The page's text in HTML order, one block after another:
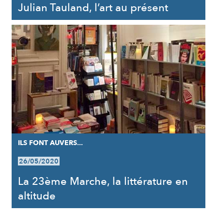
Julian Tauland, l’art au présent
ILS FONT AUVERS...
26/05/2020
La 23ème Marche, la littérature en
altitude